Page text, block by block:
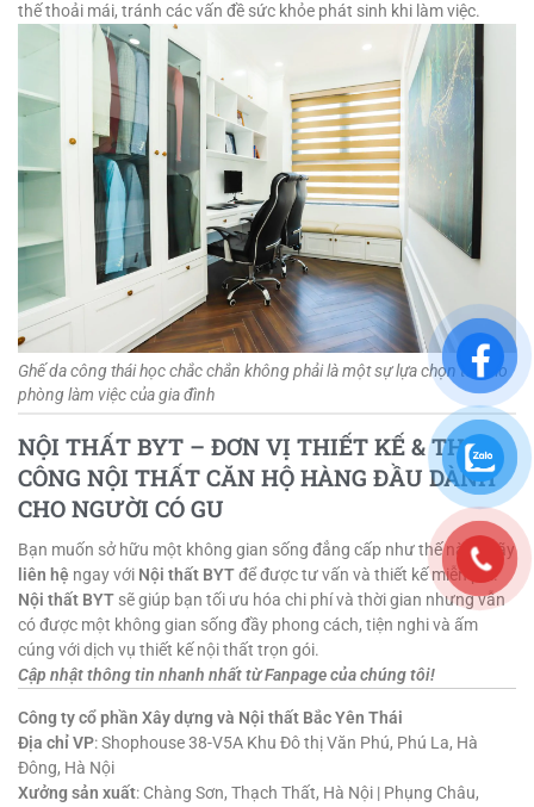
thế thoải mái, tránh các vấn đề sức khỏe phát sinh khi làm việc.
Ghế da công thái học chắc chắn không phải là một sự lựa chọn tồi cho
phòng làm việc của gia đình
NỘI THẤT BYT – ĐƠN VỊ THIẾT KẾ & THI
CÔNG NỘI THẤT CĂN HỘ HÀNG ĐẦU DÀNH
CHO NGƯỜI CÓ GU
Bạn muốn sở hữu một không gian sống đẳng cấp như thế này? Hãy
liên hệ ngay với Nội thất BYTđể được tư vấn và thiết kế miễn phí.
Nội thất BYT sẽ giúp bạn tối ưu hóa chi phí và thời gian nhưng vẫn
có được một không gian sống đầy phong cách, tiện nghi và ấm
cúng với dịch vụ thiết kế nội thất trọn gói.
Cập nhật thông tin nhanh nhất từ Fanpage của chúng tôi!
Công ty cổ phần Xây dựng và Nội thất Bắc Yên Thái
Địa chỉ VP: Shophouse 38-V5A Khu Đô thị Văn Phú, Phú La, Hà
Đông, Hà Nội
Xưởng sản xuất: Chàng Sơn, Thạch Thất, Hà Nội | Phụng Châu,